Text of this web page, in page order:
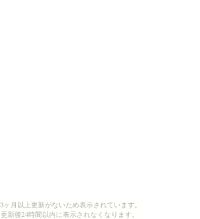
ヶ月以上更新がないため表示されています。
新後24時間以内に表示されなくなります。